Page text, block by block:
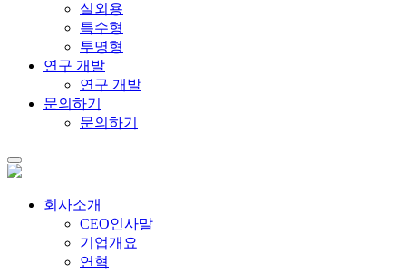
실외용
특수형
투명형
연구 개발
연구 개발
문의하기
문의하기
회사소개
CEO인사말
기업개요
연혁